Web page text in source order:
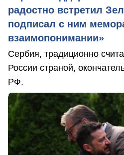
радостно встретил
подписал с ним
взаимопонимании»
Сербия, традиционно
России страной,
РФ.